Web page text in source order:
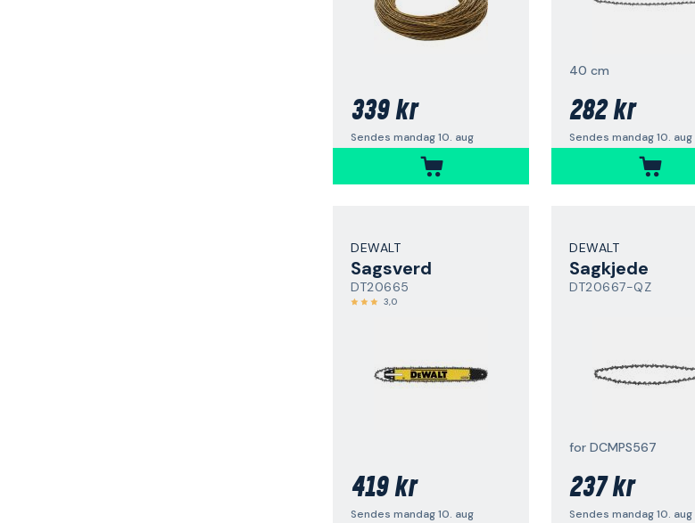
339 kr
Sendes mandag 10. aug
40 cm
282 kr
Sendes mandag 10. aug
DEWALT
Sagsverd
DT20665
3,0
419 kr
Sendes mandag 10. aug
DEWALT
Sagkjede
DT20667-QZ
for DCMPS567
237 kr
Sendes mandag 10. aug